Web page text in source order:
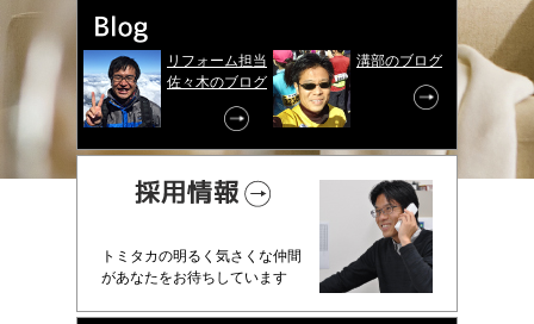
リフォーム担当
佐々木のブログ
溝部のブログ
トミタカの明るく気さくな仲間
があなたをお待ちしています